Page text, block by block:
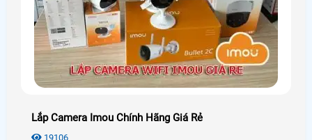
Lắp Camera Imou Chính Hãng Giá Rẻ
19106